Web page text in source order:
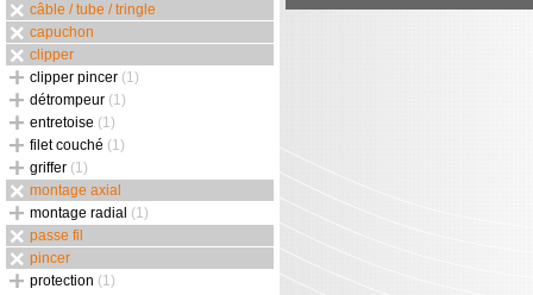
câble / tube / tringle
capuchon
clipper
clipper pincer (1)
détrompeur (1)
entretoise (1)
filet couché (1)
griffer (1)
montage axial
montage radial (1)
passe fil
pincer
protection (1)